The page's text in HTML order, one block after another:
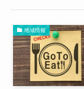
地域情報